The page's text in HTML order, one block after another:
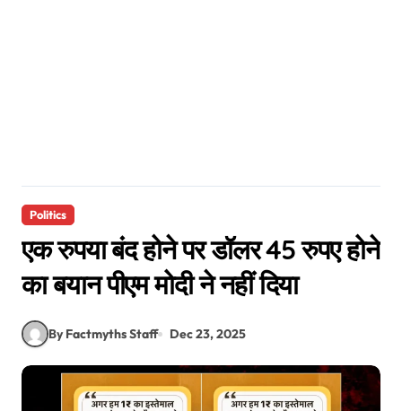
Politics
एक रुपया बंद होने पर डॉलर 45 रुपए होने
का बयान पीएम मोदी ने नहीं दिया
By Factmyths Staff Dec 23, 2025